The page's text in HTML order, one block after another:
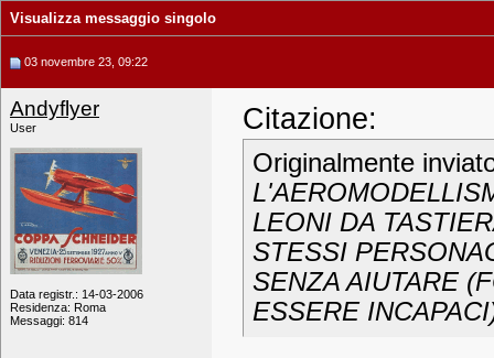
Visualizza messaggio singolo
03 novembre 23, 09:22
Andyflyer
User
Data registr.: 14-03-2006
Residenza: Roma
Messaggi: 814
Citazione:
Originalmente
LEONI DA
STESSI
SENZA AIUTARE
ESSERE